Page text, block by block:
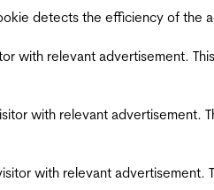
detects the efficiency of the
with relevant advertisement.
with relevant advertisement.
with relevant